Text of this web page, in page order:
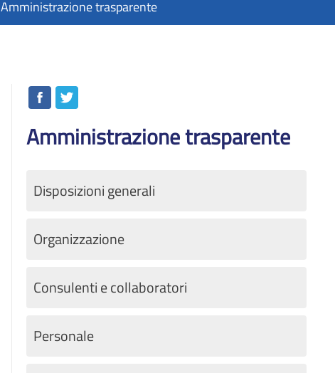
Amministrazione trasparente
Amministrazione trasparente
Disposizioni generali
Organizzazione
Consulenti e collaboratori
Personale